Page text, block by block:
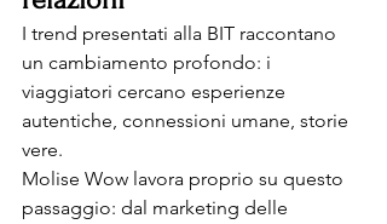
I trend presentati alla BIT raccontano
un cambiamento profondo: i
viaggiatori cercano esperienze
autentiche, connessioni umane, storie
vere.
Molise Wow lavora proprio su questo
passaggio: dal marketing delle